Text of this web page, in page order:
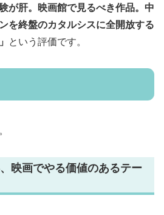
験が肝。映画館で見るべき作品。中
を終盤のカタルシスに全開放する
という評価です。
映画でやる価値のあるテー